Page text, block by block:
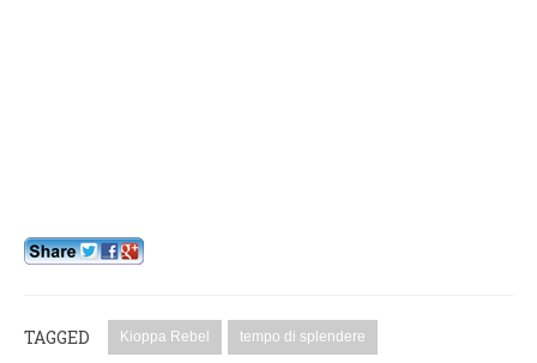
TAGGED Kioppa Rebel tempo di splendere